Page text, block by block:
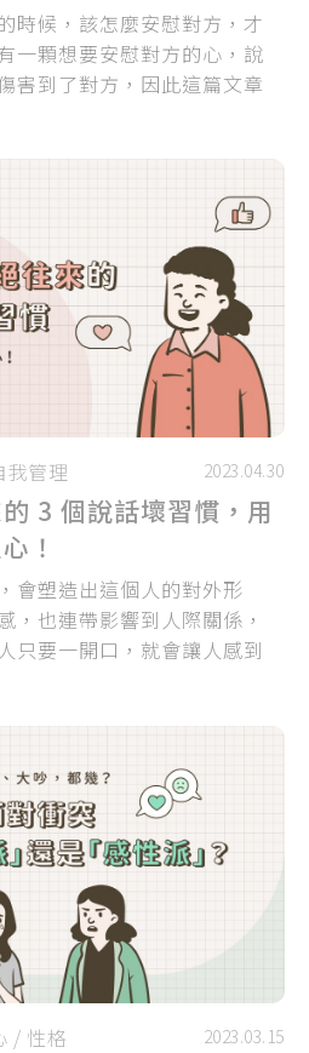
時候，該怎麼安慰對方，才
一顆想要安慰對方的心，說
害到了對方，因此這篇文章
我管理 2023.04.30
3 個說話壞習慣，用
！
會塑造出這個人的對外形
，也連帶影響到人際關係，
只要一開口，就會讓人感到
/ 性格 2023.03.15